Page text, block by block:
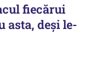
fiecărui
asta, deși le-